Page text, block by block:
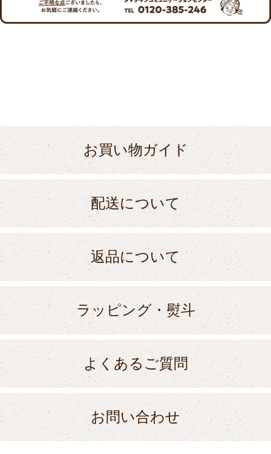
お買い物ガイド
配送について
返品について
ラッピング・熨斗
よくあるご質問
お問い合わせ